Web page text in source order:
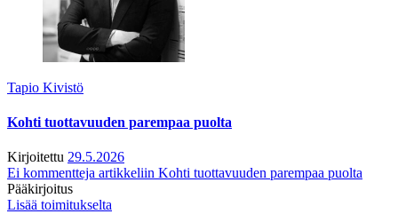
Tapio Kivistö
Kohti tuottavuuden parempaa puolta
Kirjoitettu 29.5.2026
Ei kommentteja artikkeliin Kohti tuottavuuden parempaa puolta
Pääkirjoitus
Lisää toimitukselta